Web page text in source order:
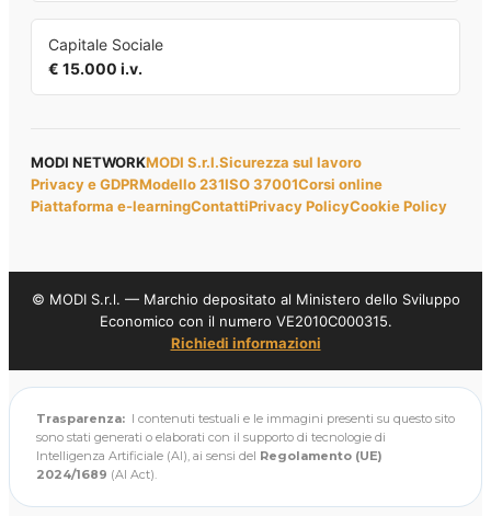
Capitale Sociale
€ 15.000 i.v.
MODI NETWORKMODI S.r.l.Sicurezza sul lavoro
Privacy e GDPRModello 231ISO 37001Corsi online
Piattaforma e-learningContattiPrivacy PolicyCookie Policy
© MODI S.r.l. — Marchio depositato al Ministero dello Sviluppo
Economico con il numero VE2010C000315.
Richiedi informazioni
Trasparenza: I contenuti testuali e le immagini presenti su questo sito
sono stati generati o elaborati con il supporto di tecnologie di
Intelligenza Artificiale (AI), ai sensi del Regolamento (UE)
2024/1689 (AI Act).